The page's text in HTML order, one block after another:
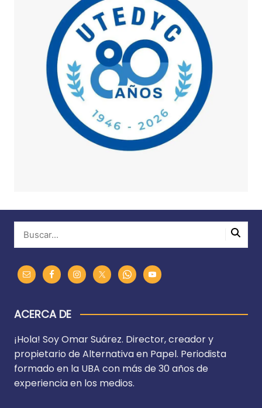
ACERCA DE
¡Hola! Soy Omar Suárez. Director, creador y
propietario de Alternativa en Papel. Periodista
formado en la UBA con más de 30 años de
experiencia en los medios.